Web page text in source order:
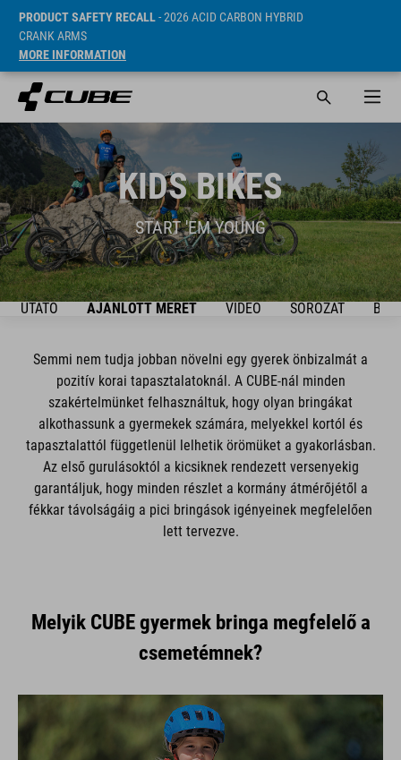
PRODUCT SAFETY RECALL- 2026 ACID CARBON HYBRID
CRANK ARMS
MORE INFORMATION
KIDS BIKES
START 'EM YOUNG
AJÁNLOTT MÉRET VIDEO SOROZAT
Semmi nem tudja jobban növelni egy gyerek önbizalmát a
pozitív korai tapasztalatoknál. A CUBE-nál minden
szakértelmünket felhasználtuk, hogy olyan bringákat
alkothassunk a gyermekek számára, melyekkel kortól és
tapasztalattól függetlenül lelhetik örömüket a gyakorlásban.
Az első gurulásoktól a kicsiknek rendezett versenyekig
garantáljuk, hogy minden részlet a kormány átmérőjétől a
fékkar távolságáig a pici bringások igényeinek megfelelően
lett tervezve.
Melyik CUBE gyermek bringa megfelelő a
csemetémnek?